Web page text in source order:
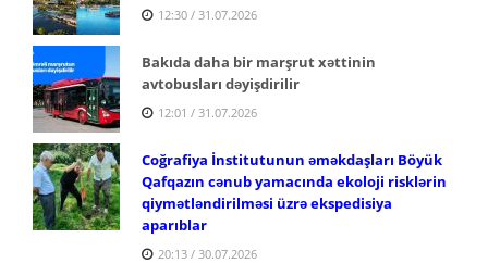
12:30 / 31.07.2026
Bakıda daha bir marşrut xəttinin
avtobusları dəyişdirilir
12:01 / 31.07.2026
Coğrafiya İnstitutunun əməkdaşları Böyük
Qafqazın cənub yamacında ekoloji risklərin
qiymətləndirilməsi üzrə ekspedisiya
aparıblar
20:13 / 30.07.2026